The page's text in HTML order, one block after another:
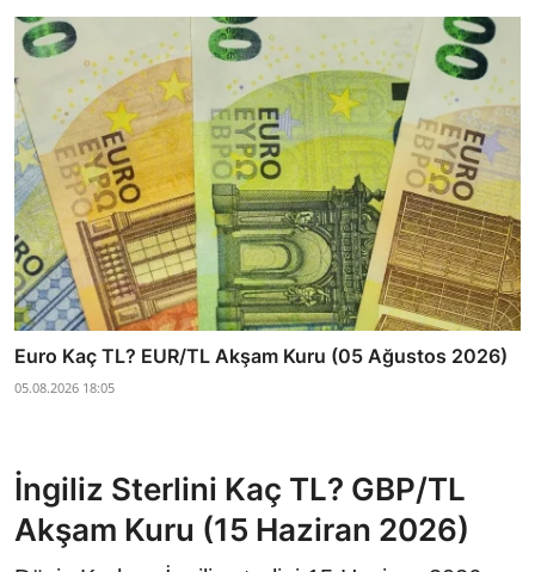
Euro Kaç TL? EUR/TL Akşam Kuru (05 Ağustos 2026)
05.08.2026 18:05
İngiliz Sterlini Kaç TL? GBP/TL
Akşam Kuru (15 Haziran 2026)